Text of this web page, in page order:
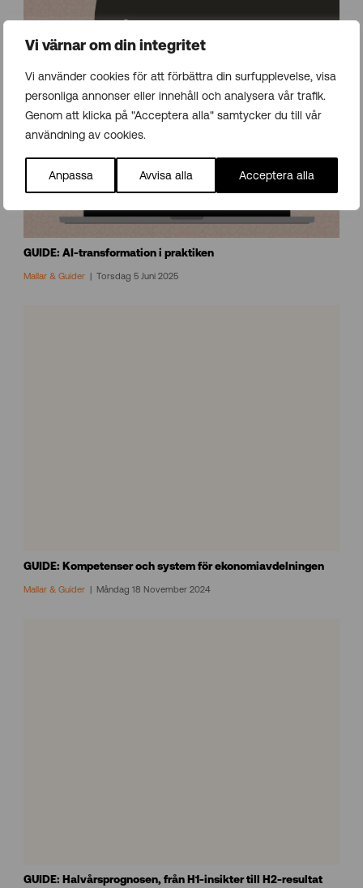
Vi värnar om din integritet
Vi använder cookies för att förbättra din surfupplevelse, visa
personliga annonser eller innehåll och analysera vår trafik.
Genom att klicka på "Acceptera alla" samtycker du till vår
användning av cookies.
Anpassa Avvisa alla Acceptera alla
GUIDE: AI-transformation i praktiken
Mallar & Guider Torsdag 5 Juni 2025
GUIDE: Kompetenser och system för ekonomiavdelningen
Mallar & Guider Måndag 18 November 2024
GUIDE: Halvårsprognosen, från H1-insikter till H2-resultat